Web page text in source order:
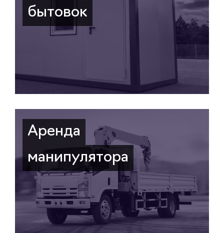
бытовок
Аренда
манипулятора